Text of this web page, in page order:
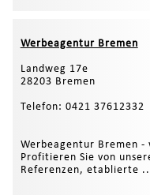
Werbeagentur Bremen
Landweg 17e
28203 Bremen
Telefon: 0421 37612332
Werbeagentur Bremen
Profitieren Sie von
Referenzen, etablierte